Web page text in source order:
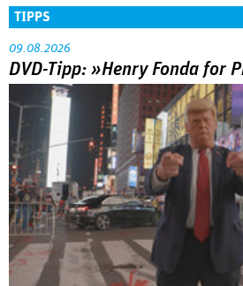
TIPPS
09.08.2026
DVD-Tipp: »Henry Fonda for